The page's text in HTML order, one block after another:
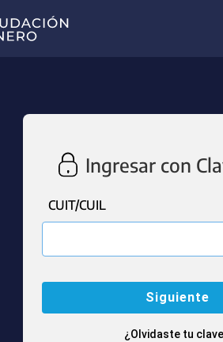
Ingresar con
CUIT/CUIL
¿Olvidaste tu